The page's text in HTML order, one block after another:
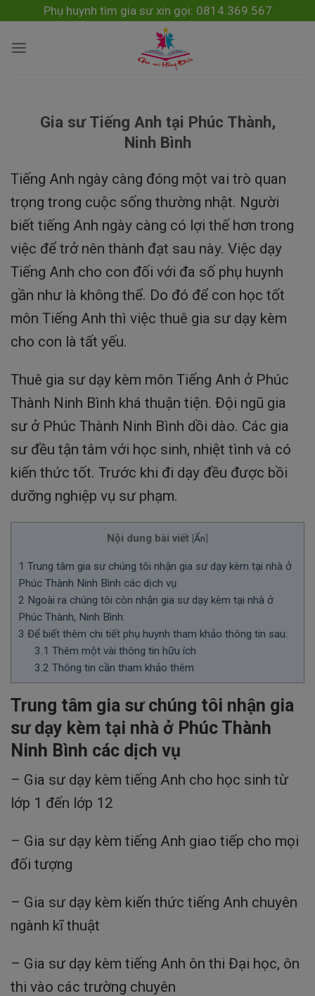
to
content
Phụ huynh tìm gia sư xin gọi: 0814.369.567
Gia sư Tiếng Anh tại Phúc Thành,
Ninh Bình
Tiếng Anh ngày càng đóng một vai trò quan
trọng trong cuộc sống thường nhật. Người
biết tiếng Anh ngày càng có lợi thế hơn trong
việc để trở nên thành đạt sau này. Việc dạy
Tiếng Anh cho con đối với đa số phụ huynh
gần như là không thể. Do đó để con học tốt
môn Tiếng Anh thì việc thuê gia sư dạy kèm
cho con là tất yếu.
Thuê gia sư dạy kèm môn Tiếng Anh ở Phúc
Thành Ninh Bình khá thuận tiện. Đội ngũ gia
sư ở Phúc Thành Ninh Bình dồi dào. Các gia
sư đều tận tâm với học sinh, nhiệt tình và có
kiến thức tốt. Trước khi đi dạy đều được bồi
dưỡng nghiệp vụ sư phạm.
Nội dung bài viết [Ẩn]
1 Trung tâm gia sư chúng tôi nhận gia sư dạy kèm tại nhà ở
Phúc Thành Ninh Bình các dịch vụ
2 Ngoài ra chúng tôi còn nhận gia sư dạy kèm tại nhà ở
Phúc Thành, Ninh Bình:
3 Để biết thêm chi tiết phụ huynh tham khảo thông tin sau:
3.1 Thêm một vài thông tin hữu ích
3.2 Thông tin cần tham khảo thêm
Trung tâm gia sư chúng tôi nhận gia
sư dạy kèm tại nhà ở Phúc Thành
Ninh Bình các dịch vụ
– Gia sư dạy kèm tiếng Anh cho học sinh từ
lớp 1 đến lớp 12
– Gia sư dạy kèm tiếng Anh giao tiếp cho mọi
đối tượng
– Gia sư dạy kèm kiến thức tiếng Anh chuyên
ngành kĩ thuật
– Gia sư dạy kèm tiếng Anh ôn thi Đại học, ôn
thi vào các trường chuyên
modal-check